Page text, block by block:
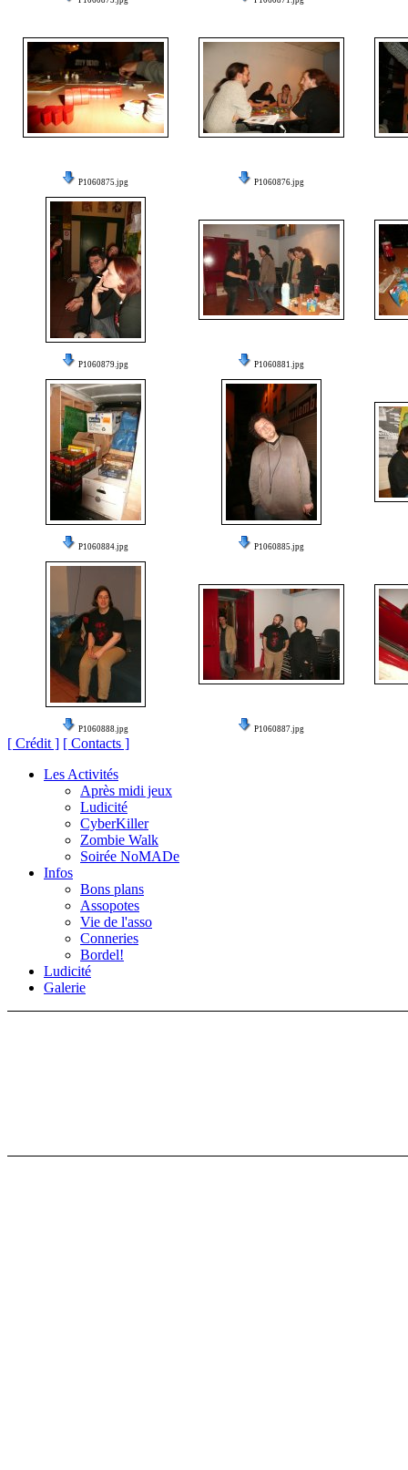
P1060875.jpg P1060876.jpg
P1060879.jpg P1060881.jpg
P1060884.jpg P1060885.jpg
P1060888.jpg P1060887.jpg
[ Crédit ] [ Contacts ]
Les Activités
Après midi jeux
Ludicité
CyberKiller
Zombie Walk
Soirée NoMADe
Infos
Bons plans
Assopotes
Vie de l'asso
Conneries
Bordel!
Ludicité
Galerie